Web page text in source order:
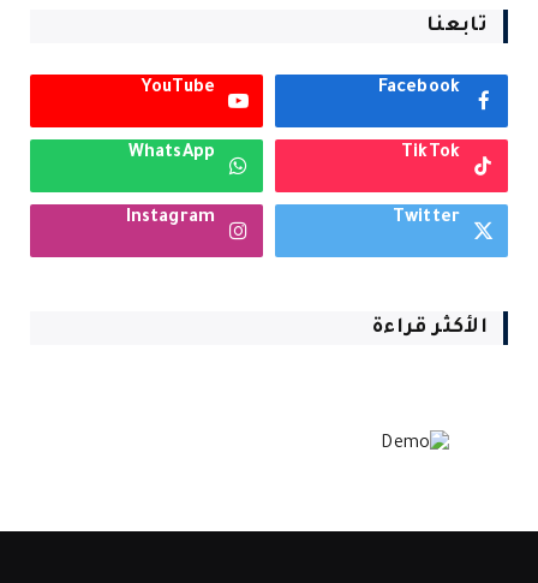
تابعنا
Facebook
YouTube
TikTok
WhatsApp
Twitter
Instagram
الأكثر قراءة